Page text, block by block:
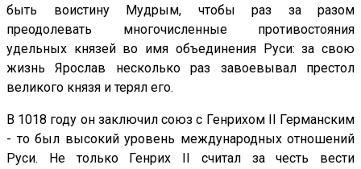
быть воистину Мудрым, чтобы раз за разом
преодолевать многочисленные противостояния
удельных князей во имя объединения Руси: за свою
жизнь Ярослав несколько раз завоевывал престол
великого князя и терял его.
В 1018 году он заключил союз с Генрихом II Германским
- то был высокий уровень международных отношений
Руси. Не только Генрих II считал за честь вести